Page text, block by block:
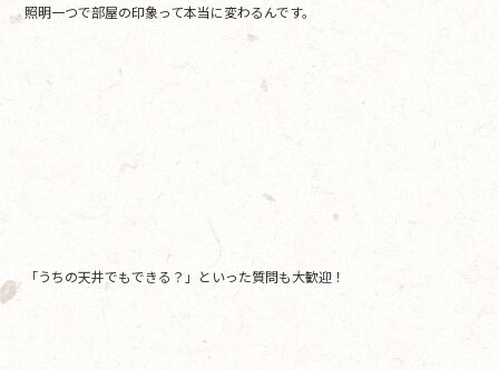
照明一つで部屋の印象って本当に変わるんです。
「うちの天井でもできる？」といった質問も大歓迎！